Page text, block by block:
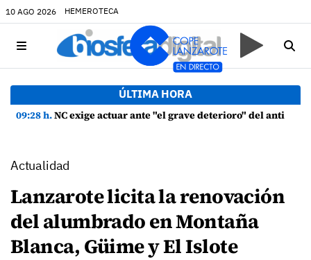
10 AGO 2026 HEMEROTECA
ÚLTIMA HORA
09:28 h.NC exige actuar ante "el grave deterioro" del antiguo Cementerio de La Candelaria en Tías
Actualidad
Lanzarote licita la renovación
del alumbrado en Montaña
Blanca, Güime y El Islote